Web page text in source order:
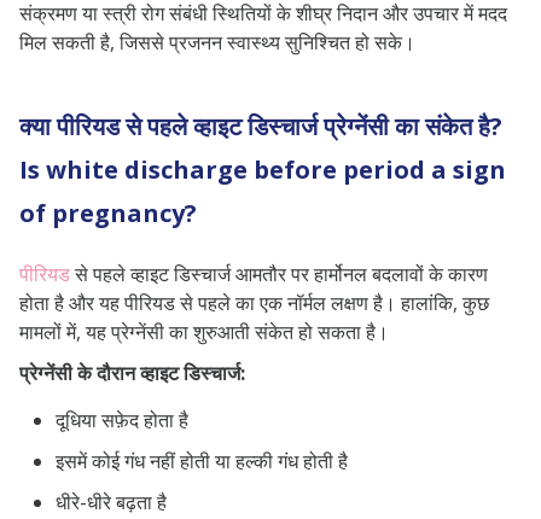
संक्रमण या स्त्री रोग संबंधी स्थितियों के शीघ्र निदान और उपचार में मदद
मिल सकती है, जिससे प्रजनन स्वास्थ्य सुनिश्चित हो सके।
क्या पीरियड से पहले व्हाइट डिस्चार्ज प्रेग्नेंसी का संकेत है?
Is white discharge before period a sign
of pregnancy?
पीरियडसे पहले व्हाइट डिस्चार्ज आमतौर पर हार्मोनल बदलावों के कारण
होता है और यह पीरियड से पहले का एक नॉर्मल लक्षण है। हालांकि, कुछ
मामलों में, यह प्रेग्नेंसी का शुरुआती संकेत हो सकता है।
प्रेग्नेंसी के दौरान व्हाइट डिस्चार्ज:
दूधिया सफ़ेद होता है
इसमें कोई गंध नहीं होती या हल्की गंध होती है
धीरे-धीरे बढ़ता है